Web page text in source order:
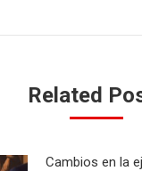
Related
Cambios en la